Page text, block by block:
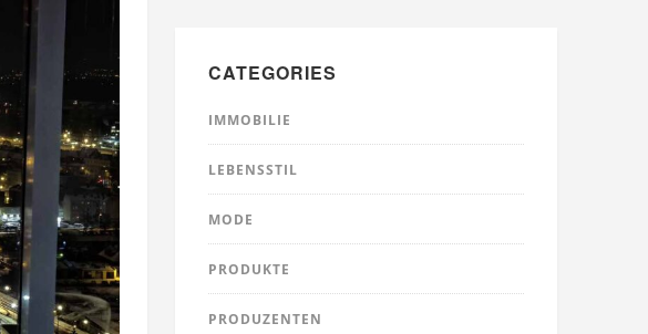
CATEGORIES
IMMOBILIE
LEBENSSTIL
MODE
PRODUKTE
PRODUZENTEN